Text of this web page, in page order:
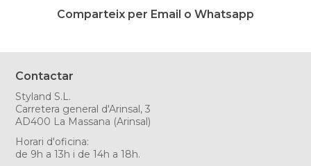
Comparteix per Email o Whatsapp
Contactar
Styland S.L.
Carretera general d'Arinsal, 3
AD400 La Massana (Arinsal)
Horari d'oficina:
de 9h a 13h i de 14h a 18h.